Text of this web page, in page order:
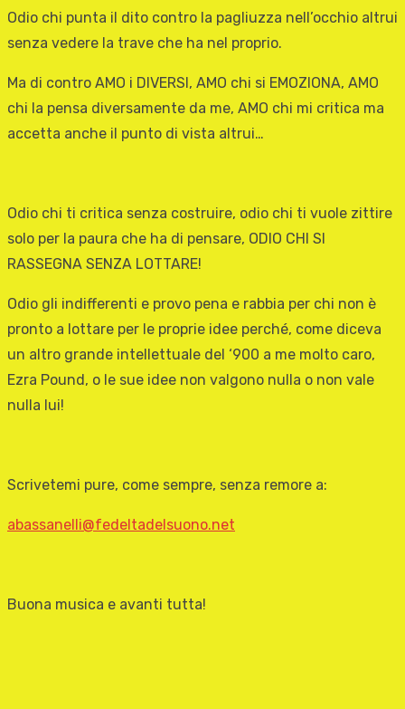
Odio chi punta il dito contro la pagliuzza nell’occhio altrui
senza vedere la trave che ha nel proprio.
Ma di contro AMO i DIVERSI, AMO chi si EMOZIONA, AMO
chi la pensa diversamente da me, AMO chi mi critica ma
accetta anche il punto di vista altrui…
Odio chi ti critica senza costruire, odio chi ti vuole zittire
solo per la paura che ha di pensare, ODIO CHI SI
RASSEGNA SENZA LOTTARE!
Odio gli indifferenti e provo pena e rabbia per chi non è
pronto a lottare per le proprie idee perché, come diceva
un altro grande intellettuale del ‘900 a me molto caro,
Ezra Pound, o le sue idee non valgono nulla o non vale
nulla lui!
Scrivetemi pure, come sempre, senza remore a:
abassanelli@fedeltadelsuono.net
Buona musica e avanti tutta!